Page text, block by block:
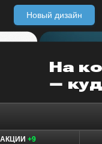
Новый дизайн
АКЦИИ +9